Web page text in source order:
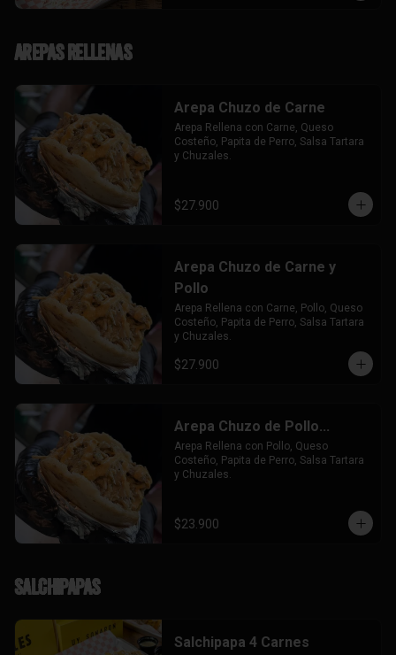
Arepas Rellenas
Arepa Chuzo de Carne
Arepa Rellena con Carne, Queso
Costeño, Papita de Perro, Salsa Tartara
y Chuzales.
$27.900
Arepa Chuzo de Carne y
Pollo
Arepa Rellena con Carne, Pollo, Queso
Costeño, Papita de Perro, Salsa Tartara
y Chuzales.
$27.900
Arepa Chuzo de Pollo...
Arepa Rellena con Pollo, Queso
Costeño, Papita de Perro, Salsa Tartara
y Chuzales.
$23.900
Salchipapas
Salchipapa 4 Carnes